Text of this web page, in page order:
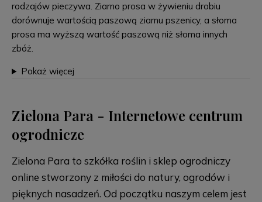
rodzajów pieczywa. Ziarno prosa w żywieniu drobiu
dorównuje wartością paszową ziarnu pszenicy, a słoma
prosa ma wyższą wartość paszową niż słoma innych
zbóż.
Pokaż więcej
Zielona Para - Internetowe centrum
ogrodnicze
Zielona Para to szkółka roślin i sklep ogrodniczy
online stworzony z miłości do natury, ogrodów i
pięknych nasadzeń. Od początku naszym celem jest